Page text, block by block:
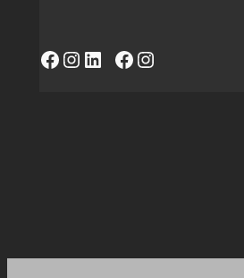
Facebook Instagram LinkedIn https://www.facebook.com/caferadvanwageningen/ Instagram